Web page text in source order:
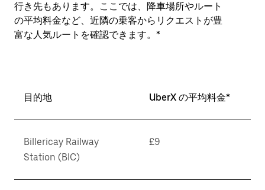
行き先もあります。ここでは、降車場所やルート
の平均料金など、近隣の乗客からリクエストが豊
富な人気ルートを確認できます。*
目的地 UberX の平均料金*
Billericay Railway
Station (BIC)
£9